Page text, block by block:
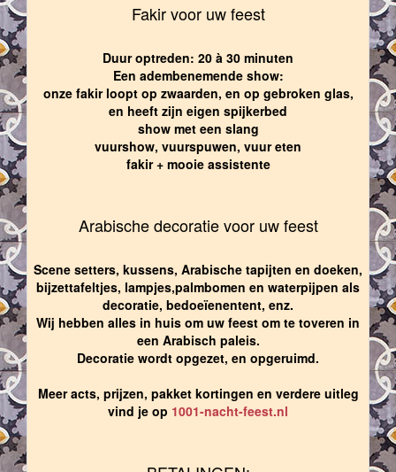
Fakir voor uw feest
Duur optreden: 20 à 30 minuten
Een adembenemende show:
onze fakir loopt op zwaarden, en op gebroken glas,
en heeft zijn eigen spijkerbed
show met een slang
vuurshow, vuurspuwen, vuur eten
fakir + mooie assistente
Arabische decoratie voor uw feest
Scene setters, kussens, Arabische tapijten en doeken,
bijzettafeltjes, lampjes,palmbomen en waterpijpen als
decoratie, bedoeïenentent, enz.
Wij hebben alles in huis om uw feest om te toveren in
een Arabisch paleis.
Decoratie wordt opgezet, en opgeruimd.
Meer acts, prijzen, pakket kortingen en verdere uitleg
vind je op 1001-nacht-feest.nl